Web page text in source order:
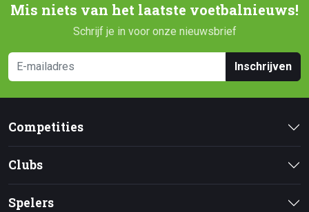
Mis niets van het laatste voetbalnieuws!
Schrijf je in voor onze nieuwsbrief
Inschrijven
Competities
Clubs
Spelers